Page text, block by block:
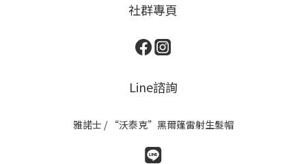
社群專頁
Line諮詢
雅諾士 / “沃泰克”黑爾篷雷射生髮帽